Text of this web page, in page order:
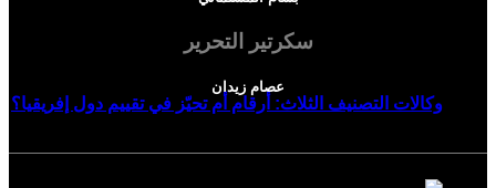
وكالات التصنيف الثلاث: أرقام أم تحيّز في تقييم دول إفريقيا؟
سكرتير التحرير
عصام زيدان